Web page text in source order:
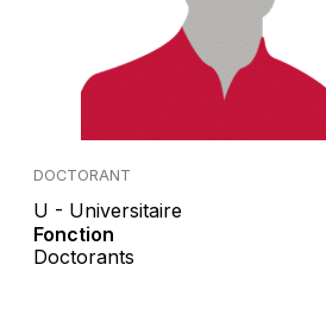
DOCTORANT
U - Universitaire
Fonction
Doctorants